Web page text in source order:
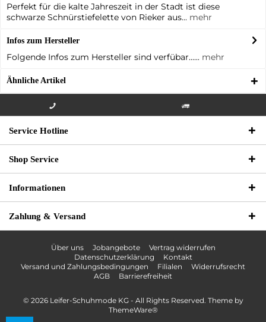
Perfekt für die kalte Jahreszeit in der Stadt ist diese
schwarze Schnürstiefelette von Rieker aus... mehr
Infos zum Hersteller
Folgende Infos zum Hersteller sind verfübar...... mehr
Ähnliche Artikel
000
Service Hotline
Shop Service
Informationen
Zahlung & Versand
Über uns Jobangebote
Vertrag widerrufen
Datenschutzerklärung
Kontakt
Versand und Zahlungsbedingungen
Filialen
Widerrufsrecht
AGB
Barrierefreiheit
© 2026 Leifer-Schuhmode KG - All Rights Reserved. Theme by
ThemeWare®